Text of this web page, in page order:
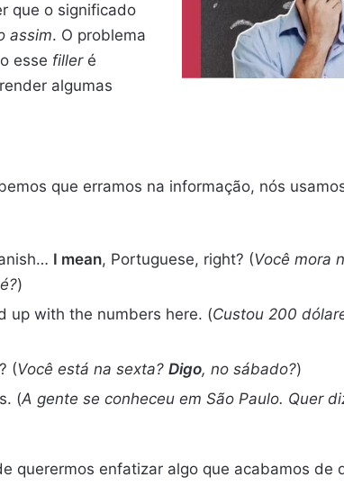
que o significado
assim. O problema
esse filleré
algumas
que erramos na informação, nós
I mean, Portuguese, right? (Você mora
)
up with the numbers here. (Custou 200
(Você está na sexta? Digo, no sábado?)
(A gente se conheceu em São Paulo. Quer
querermos enfatizar algo que acabamos de